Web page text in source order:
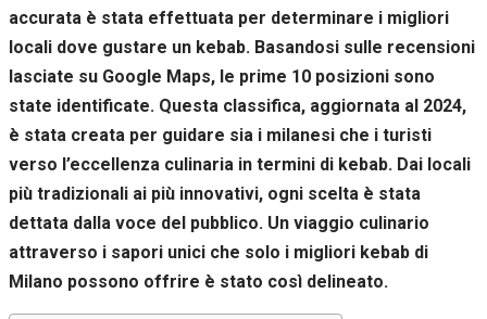
accurata è stata effettuata per determinare i migliori
locali dove gustare un kebab. Basandosi sulle recensioni
lasciate su Google Maps, le prime 10 posizioni sono
state identificate. Questa classifica, aggiornata al 2024,
è stata creata per guidare sia i milanesi che i turisti
verso l’eccellenza culinaria in termini di kebab. Dai locali
più tradizionali ai più innovativi, ogni scelta è stata
dettata dalla voce del pubblico. Un viaggio culinario
attraverso i sapori unici che solo i migliori kebab di
Milano possono offrire è stato così delineato.
la tua visita.
Se rifiuti
questi
cookie,
alcune
funzioni del
saranno
disponibili.
Marketing
Condividendo i